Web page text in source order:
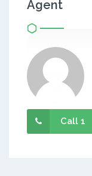
Agent
Call 1